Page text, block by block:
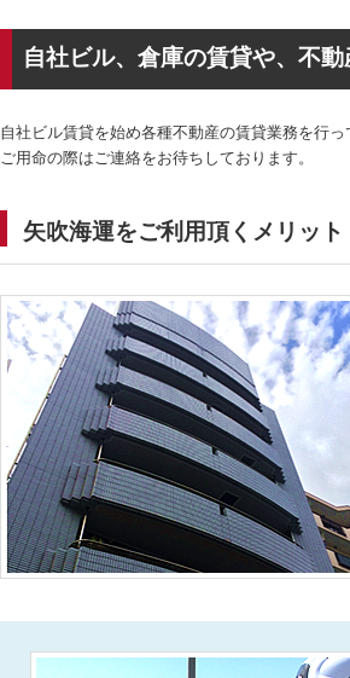
自社ビル賃貸を始め各種不動産の賃貸業務を行
ご用命の際はご連絡をお待ちしております。
自社ビル、倉庫の賃貸や、不
矢吹海運をご利用頂くメリット